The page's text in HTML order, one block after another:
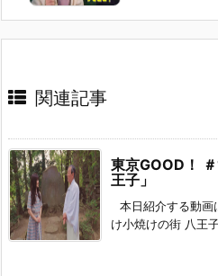
関連記事
東京GOOD！
王子」
本日紹介する動画
け小焼けの街 八王